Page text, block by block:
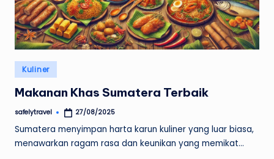
Posted
in
Kuliner
Makanan Khas Sumatera Terbaik
Posted
safelytravel 27/08/2025
Sumatera menyimpan harta karun kuliner yang luar biasa,
menawarkan ragam rasa dan keunikan yang memikat…